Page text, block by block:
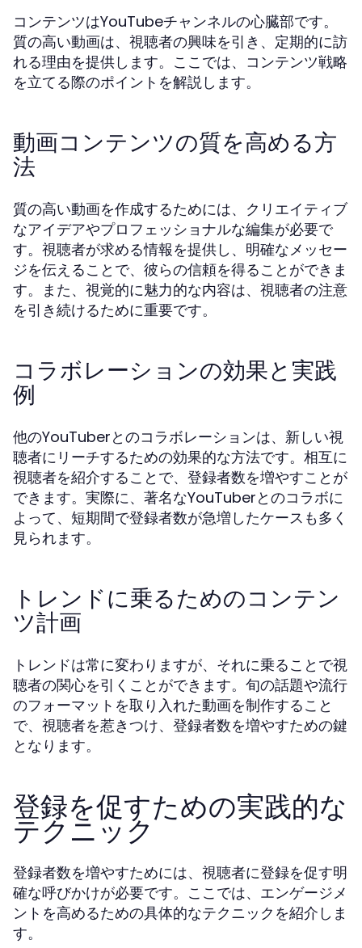
コンテンツはYouTubeチャンネルの心臓部です。
質の高い動画は、視聴者の興味を引き、定期的に訪
れる理由を提供します。ここでは、コンテンツ戦略
を立てる際のポイントを解説します。
動画コンテンツの質を高める方
法
質の高い動画を作成するためには、クリエイティブ
なアイデアやプロフェッショナルな編集が必要で
す。視聴者が求める情報を提供し、明確なメッセー
ジを伝えることで、彼らの信頼を得ることができま
す。また、視覚的に魅力的な内容は、視聴者の注意
を引き続けるために重要です。
コラボレーションの効果と実践
例
他のYouTuberとのコラボレーションは、新しい視
聴者にリーチするための効果的な方法です。相互に
視聴者を紹介することで、登録者数を増やすことが
できます。実際に、著名なYouTuberとのコラボに
よって、短期間で登録者数が急増したケースも多く
見られます。
トレンドに乗るためのコンテン
ツ計画
トレンドは常に変わりますが、それに乗ることで視
聴者の関心を引くことができます。旬の話題や流行
のフォーマットを取り入れた動画を制作すること
で、視聴者を惹きつけ、登録者数を増やすための鍵
となります。
登録を促すための実践的な
テクニック
登録者数を増やすためには、視聴者に登録を促す明
確な呼びかけが必要です。ここでは、エンゲージメ
ントを高めるための具体的なテクニックを紹介しま
す。